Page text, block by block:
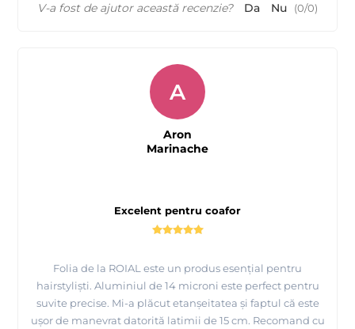
V-a fost de ajutor această recenzie? Da Nu (0/0)
Excelent pentru coafor
Folia de la ROIAL este un produs esențial pentru
hairstyliști. Aluminiul de 14 microni este perfect pentru
suvite precise. Mi-a plăcut etanșeitatea și faptul că este
ușor de manevrat datorită latimii de 15 cm. Recomand cu
A
Aron
Marinache